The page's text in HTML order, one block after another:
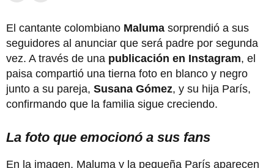
El cantante colombiano Maluma sorprendió a sus
seguidores al anunciar que será padre por segunda
vez. A través de una publicación en Instagram, el
paisa compartió una tierna foto en blanco y negro
junto a su pareja, Susana Gómez, y su hija París,
confirmando que la familia sigue creciendo.
La foto que emocionó a sus fans
En la imagen, Maluma y la pequeña París aparecen